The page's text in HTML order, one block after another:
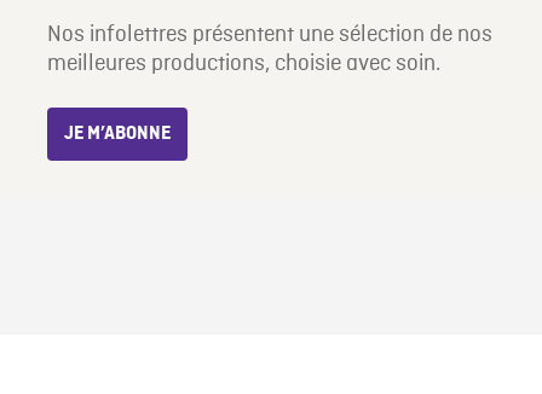
Nos infolettres présentent une sélection de nos
meilleures productions, choisie avec soin.
JE M’ABONNE